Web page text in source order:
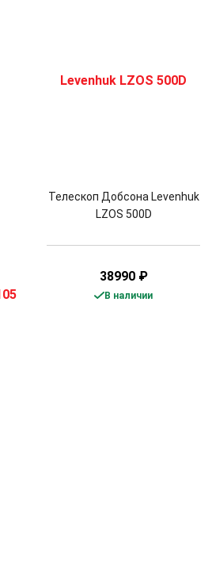
Телескоп Добсона Levenhuk
LZOS 500D
38990 ₽
В наличии